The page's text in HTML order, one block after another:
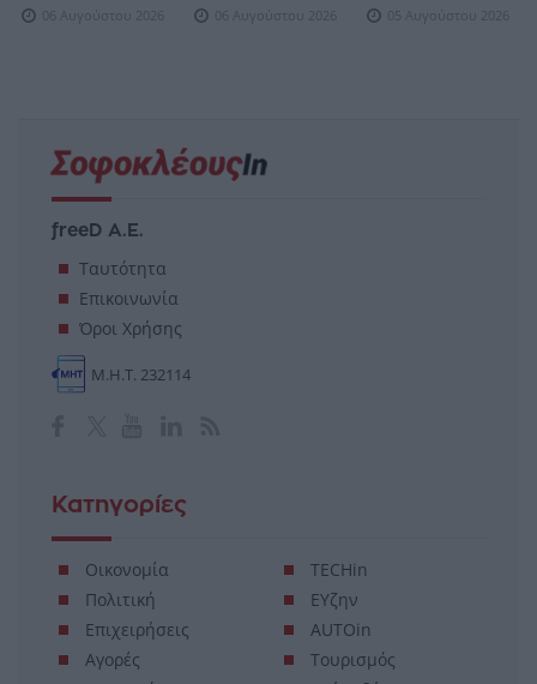
06 Αυγούστου 2026 06 Αυγούστου 2026 05 Αυγούστου 2026